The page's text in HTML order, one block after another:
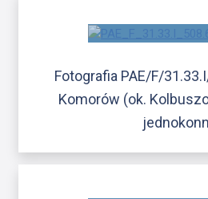
Fotografia PAE/F/
Komorów (ok.